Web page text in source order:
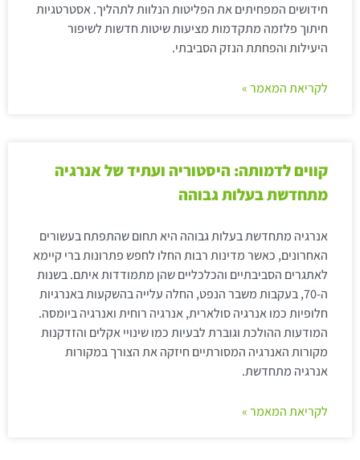
חידושים המפחיתים את הפליטות הנלוות לתהליך. אסטרטגיות
חיתוך פלזמה מתקדמות מציעות שיטות חדשות לשיפור
היעילות והפחתת הנזק הסביבתי.
לקריאת המאמר »
קווים לדמותה: היסטוריה ועתיד של אנרגיה
מתחדשת בעלות גבוהה
אנרגיה מתחדשת בעלות גבוהה היא תחום שהתפתח בעשורים
האחרונים, כאשר מדינות רבות החלו לחפש פתרונות ברי קיימא
לאתגרים הסביבתיים והכלכליים שהן מתמודדות איתם. בשנות
ה-70, בעקבות משבר הנפט, החלה עלייה בהשקעות באנרגיות
חלופיות כמו אנרגיה סולארית, אנרגיה רוחית ואנרגיה ביומסה.
המודעות ההולכת וגוברת לבעיות כמו שינויי אקלים והזדקנות
מקורות האנרגיה המסורתיים חיזקה את הצורך במקורות
אנרגיה מתחדשת.
לקריאת המאמר »